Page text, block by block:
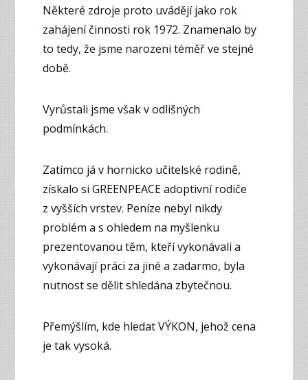
Některé zdroje proto uvádějí jako rok
zahájení činnosti rok 1972. Znamenalo by
to tedy, že jsme narozeni téměř ve stejné
době.
Vyrůstali jsme však v odlišných
podmínkách.
Zatímco já v hornicko učitelské rodině,
získalo si GREENPEACE adoptivní rodiče
z vyšších vrstev. Peníze nebyl nikdy
problém a s ohledem na myšlenku
prezentovanou těm, kteří vykonávali a
vykonávají práci za jiné a zadarmo, byla
nutnost se dělit shledána zbytečnou.
Přemýšlím, kde hledat VÝKON, jehož cena
je tak vysoká.